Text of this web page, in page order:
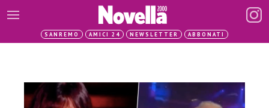
SANREMO AMICI 24 NEWSLETTER ABBONATI